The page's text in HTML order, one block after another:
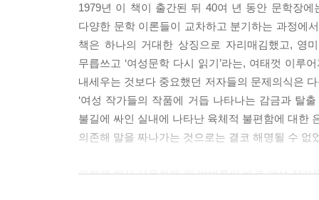
막)에 거주해야 했을 뿐 아니라, 남성 작가들이
술?사회를 전략적으로 재정의함으로써 사회적
한 놀라운 일관성을 설명하기로 했다.
---「초판 서문」중에서
펜은 음경의 은유일까? 제러드 맨리 홉킨스는 그
요한 특징을 고백했다. 예술가가 지녀야 할 ‘가장
이 특히 남자와 여자를 구분해준다. 운문으로든 다
1979년 이 책이 출간된 뒤 40여 년 동안 문학장
다양한 문학 이론들이 교차하고 분기하는 과정에
책은 하나의 거대한 상징으로 자리매김했고, 영
무릅쓰고 ‘여성문학 다시 읽기’라는, 여태껏 이
내세우는 것보다 중요했던 저자들의 문제의식은
‘여성 작가들의 작품에 거듭 나타나는 감금과 탈
불길에 싸인 실내에 나타난 육체적 불편함에 대한
의존해 말을 짜나가는 것으로는 결코 해명될 수
그렇게 해서 사용하게 된 방법론이 바로 여성 작가